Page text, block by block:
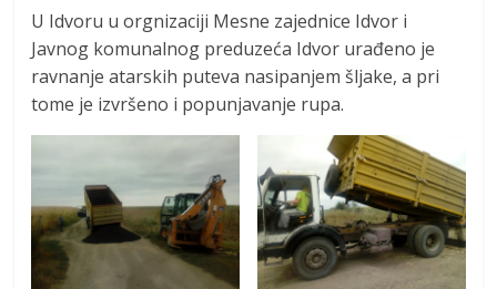
U Idvoru u orgnizaciji Mesne zajednice Idvor i
Javnog komunalnog preduzeća Idvor urađeno je
ravnanje atarskih puteva nasipanjem šljake, a pri
tome je izvršeno i popunjavanje rupa.